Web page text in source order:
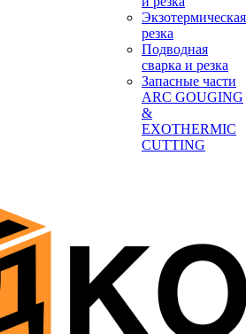
Экзотермическая
резка
Подводная
сварка и резка
Запасные части
ARC GOUGING
&
EXOTHERMIC
CUTTING